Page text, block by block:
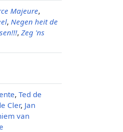
Majeure,
, Negen heit de
, Zeg 'ns
, Ted de
Cler, Jan
van